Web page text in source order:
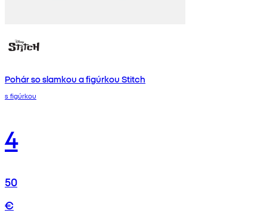
Pohár so slamkou a figúrkou Stitch
s figúrkou
4
50
€